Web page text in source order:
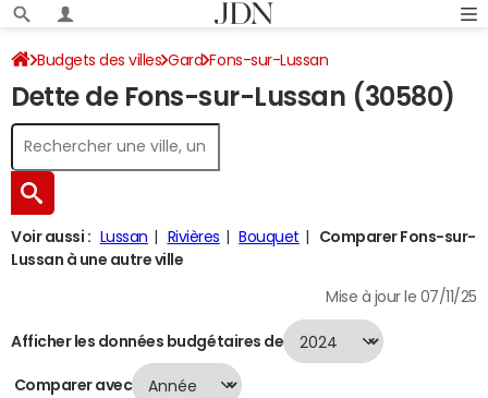
Budgets des villes Gard Fons-sur-Lussan
Dette au 31/12/2024
Dette de Fons-sur-Lussan (30580)
Voir aussi : Lussan Rivières Bouquet
Comparer Fons-sur-
Lussan à une autre ville
Mise à jour le 07/11/25
Afficher les données budgétaires de
Comparer avec